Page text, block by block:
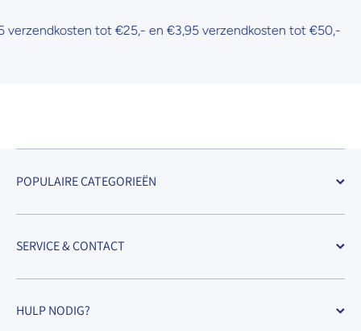
tot €25,- en €3,95 verzendkosten tot €50,-
POPULAIRE CATEGORIEËN
SERVICE & CONTACT
HULP NODIG?